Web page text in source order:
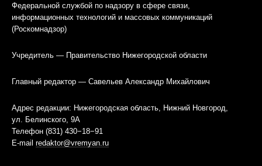
Федеральной службой по надзору в сфере связи,
информационных технологий и массовых коммуникаций
(Роскомнадзор)
Учредитель — Правительство Нижегородской области
Главный редактор — Савельев Александр Михайлович
Адрес редакции: Нижегородская область, Нижний Новгород,
ул. Белинского, 9А
Телефон (831) 430−18−91
E-mail redaktor@vremyan.ru